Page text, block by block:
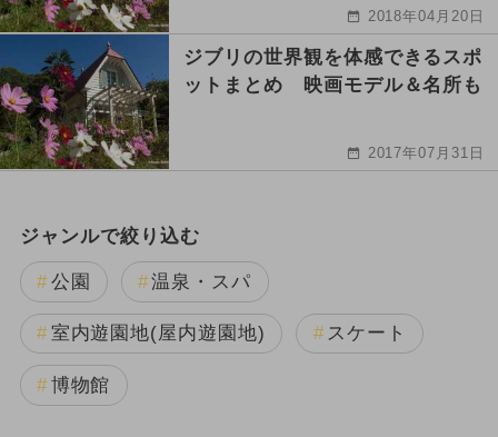
2018年04月20日
ジブリの世界観を体感できるスポ
ットまとめ 映画モデル＆名所も
2017年07月31日
ジャンルで絞り込む
公園 温泉・スパ
室内遊園地(屋内遊園地) スケート
博物館